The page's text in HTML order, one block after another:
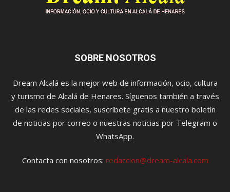
SOBRE NOSOTROS
Dream Alcalá es la mejor web de información, ocio, cultura
y turismo de Alcalá de Henares. Síguenos también a través
de las redes sociales, suscríbete gratis a nuestro boletín
de noticias por correo o nuestras noticias por Telegram o
WhatsApp.
Contacta con nosotros: redaccion@dream-alcala.com